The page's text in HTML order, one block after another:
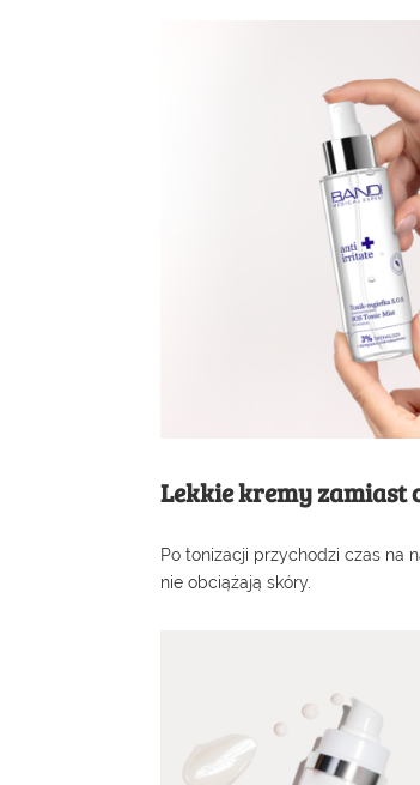
Lekkie kremy zamiast
Po tonizacji przychodzi czas na
nie obciążają skóry.